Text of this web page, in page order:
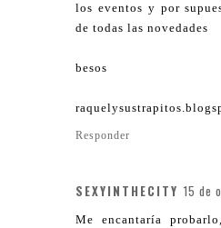
los eventos y por
de todas las novedades
besos
Responder
SEXYINTHECITY 15 de
Me encantaría